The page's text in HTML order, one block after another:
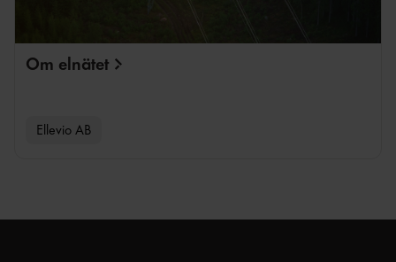
Om elnätet
Ellevio AB